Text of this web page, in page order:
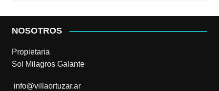
NOSOTROS
Propietaria
Sol Milagros Galante
info@villaortuzar.ar